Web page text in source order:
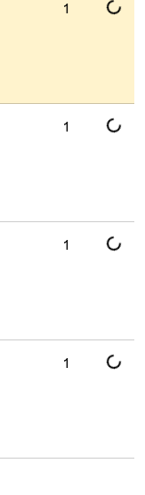
1
Daten werden geladen. Bitte warten...
1
Daten werden geladen. Bitte warten...
1
Daten werden geladen. Bitte warten...
1
Daten werden geladen. Bitte warten...